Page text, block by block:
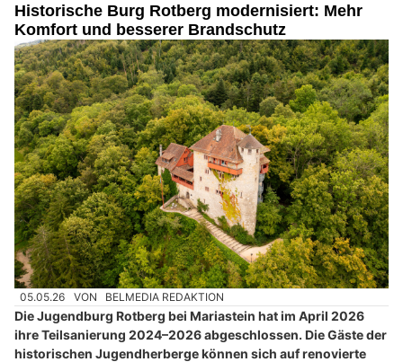
Historische Burg Rotberg modernisiert: Mehr
Komfort und besserer Brandschutz
05.05.26 VON BELMEDIA REDAKTION
Die Jugendburg Rotberg bei Mariastein hat im April 2026
ihre Teilsanierung 2024–2026 abgeschlossen. Die Gäste der
historischen Jugendherberge können sich auf renovierte